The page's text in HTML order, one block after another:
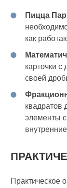
Пицца
как
карточки
своей
квадратов
элементы
Практическое